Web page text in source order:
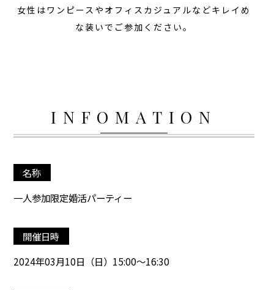
女性はワンピースやオフィスカジュアルなどキレイめ
な装いでご参加ください。
INFOMATION
名称
一人参加限定婚活パーティー
開催日時
2024年03月10日（日）15:00～16:30